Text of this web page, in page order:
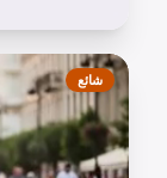
شائع